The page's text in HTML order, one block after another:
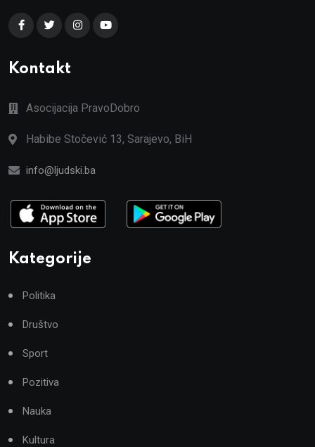
Kontakt
Asocijacija PravoDobro
Habibe Stočević 13, Sarajevo, BiH
info@ljudski.ba
Kategorije
Politika
Društvo
Sport
Pozitiva
Nauka
Kultura